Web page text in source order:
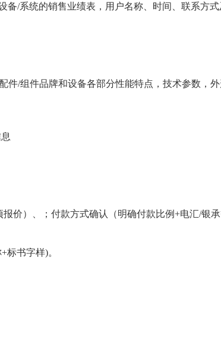
/系统的销售业绩表，用户名称、时间、联系方式
/组件品牌和设备各部分性能特点，技术参数，
价）、；付款方式确认（明确付款比例+电汇/银承
书字样)。